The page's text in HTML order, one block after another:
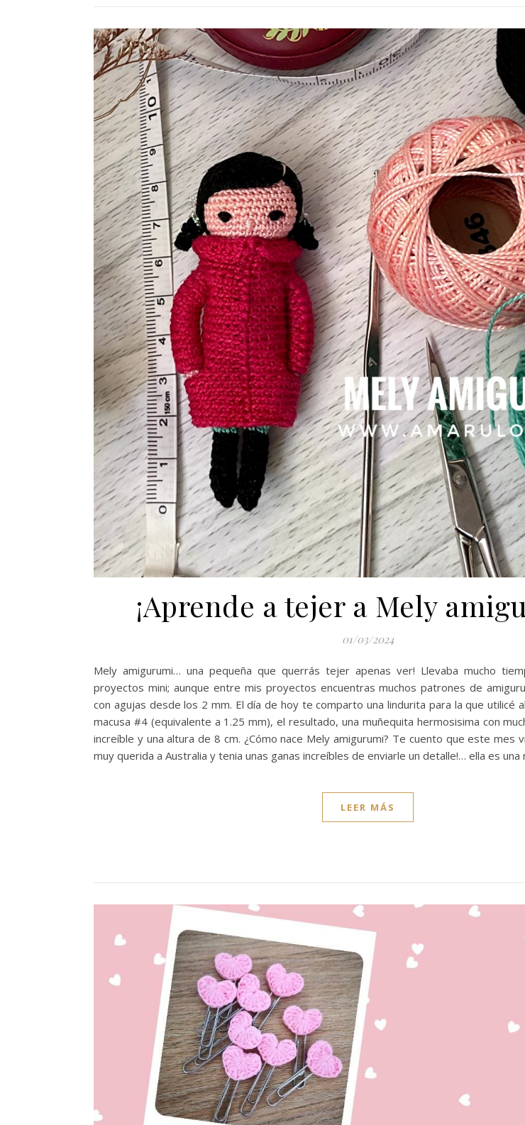
¡Aprende a tejer a Mely
01/03/2024
Mely amigurumi… una pequeña que querrás tejer apenas ver! Llevaba mucho
proyectos mini; aunque entre mis proyectos encuentras muchos patrones de
con agujas desde los 2 mm. El día de hoy te comparto una lindurita para la que utilicé
macusa #4 (equivalente a 1.25 mm), el resultado, una muñequita hermosisima con
increíble y una altura de 8 cm. ¿Cómo nace Mely amigurumi? Te cuento que este mes
muy querida a Australia y tenia unas ganas increíbles de enviarle un detalle!… ella es
LEER MÁS